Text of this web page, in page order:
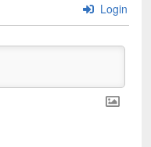
Login